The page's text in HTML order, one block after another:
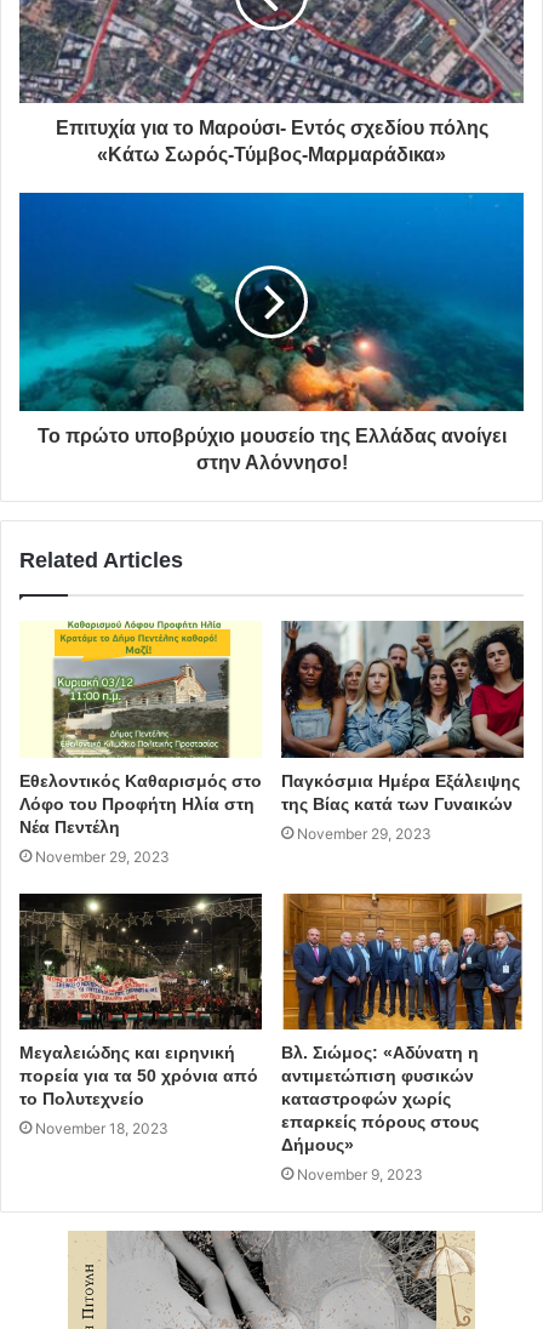
Επιτυχία για το Μαρούσι- Εντός σχεδίου πόλης
«Κάτω Σωρός-Τύμβος-Μαρμαράδικα»
Το πρώτο υποβρύχιο μουσείο της Ελλάδας ανοίγει
στην Αλόννησο!
Related Articles
Εθελοντικός Καθαρισμός στο
Λόφο του Προφήτη Ηλία στη
Νέα Πεντέλη
November 29, 2023
Παγκόσμια Ημέρα Εξάλειψης
της Βίας κατά των Γυναικών
November 29, 2023
Μεγαλειώδης και ειρηνική
πορεία για τα 50 χρόνια από
το Πολυτεχνείο
November 18, 2023
Βλ. Σιώμος: «Αδύνατη η
αντιμετώπιση φυσικών
καταστροφών χωρίς
επαρκείς πόρους στους
Δήμους»
November 9, 2023